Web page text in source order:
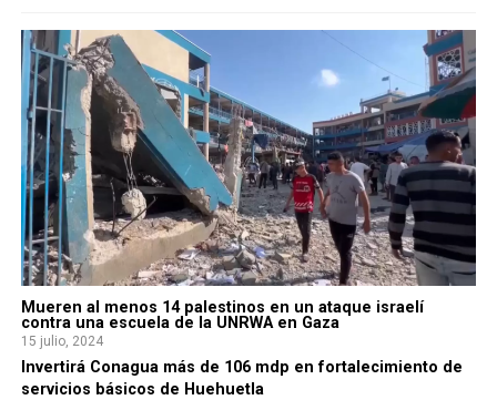
Mueren al menos 14 palestinos en un ataque israelí
contra una escuela de la UNRWA en Gaza
15 julio, 2024
Invertirá Conagua más de 106 mdp en fortalecimiento de
servicios básicos de Huehuetla